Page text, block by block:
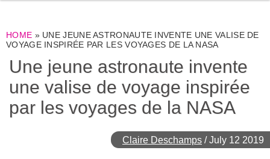
HOME » UNE JEUNE ASTRONAUTE INVENTE UNE VALISE DE
VOYAGE INSPIRÉE PAR LES VOYAGES DE LA NASA
Une jeune astronaute invente
une valise de voyage inspirée
par les voyages de la NASA
Claire Deschamps /July 12 2019